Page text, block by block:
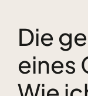
Kundenstimmen
Bücher
Die
eines